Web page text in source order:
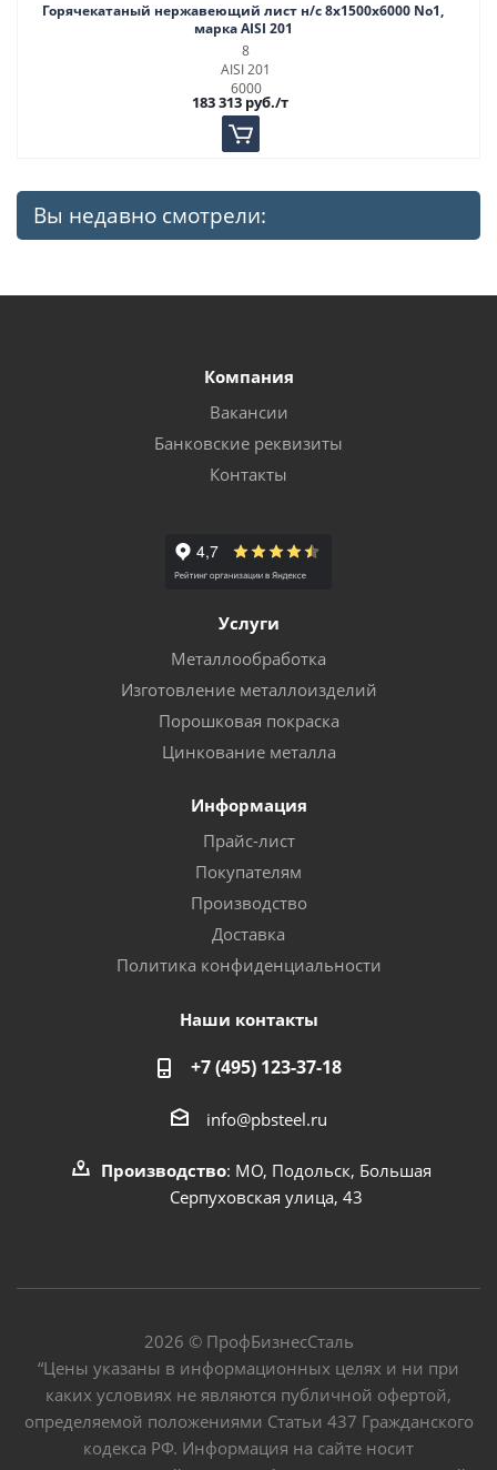
Горячекатаный нержавеющий лист н/с 8х1500х6000 No1,
марка AISI 201
8
AISI 201
6000
183 313 руб./т
Вы недавно смотрели:
Компания
Вакансии
Банковские реквизиты
Контакты
Услуги
Металлообработка
Изготовление металлоизделий
Порошковая покраска
Цинкование металла
Информация
Прайс-лист
Покупателям
Производство
Доставка
Политика конфиденциальности
Наши контакты
+7 (495) 123-37-18
info@pbsteel.ru
Производство: МО, Подольск, Большая
Серпуховская улица, 43
2026 © ПрофБизнесСталь
“Цены указаны в информационных целях и ни при
каких условиях не являются публичной офертой,
определяемой положениями Статьи 437 Гражданского
кодекса РФ. Информация на сайте носит